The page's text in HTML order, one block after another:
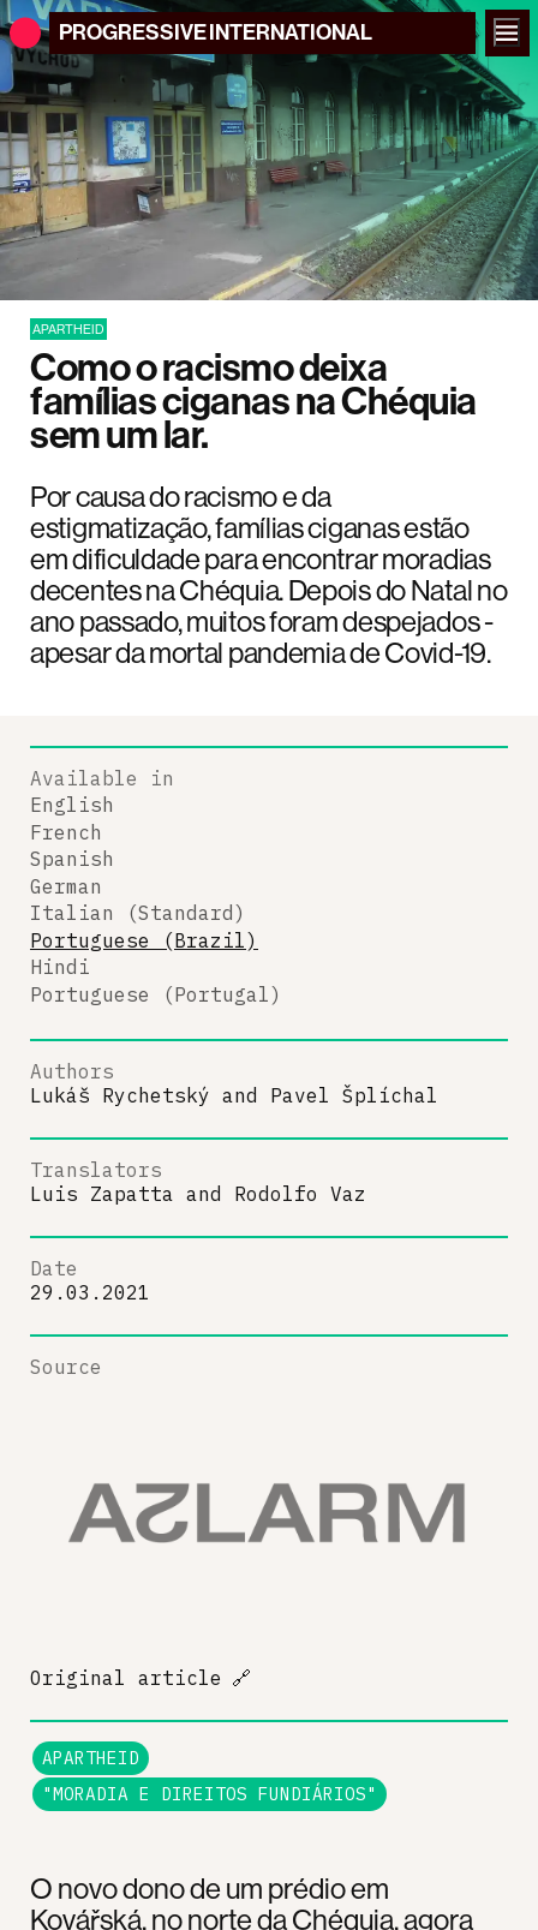
PROGRESSIVEINTERNATIONAL
APARTHEID
Como o racismo deixa
famílias ciganas na Chéquia
sem um lar.
Por causa do racismo e da
estigmatização, famílias ciganas estão
em dificuldade para encontrar moradias
decentes na Chéquia. Depois do Natal no
ano passado, muitos foram despejados -
apesar da mortal pandemia de Covid-19.
O novo dono de um prédio em
Kovářská, no norte da Chéquia, agora
Available in
English
French
Spanish
German
Italian (Standard)
Portuguese (Brazil)
Hindi
Portuguese (Portugal)
Authors
Lukáš Rychetský and Pavel Šplíchal
Translators
Luis Zapatta and Rodolfo Vaz
Date
29.03.2021
Source
Original article 🔗
APARTHEID
"MORADIA E DIREITOS FUNDIÁRIOS"